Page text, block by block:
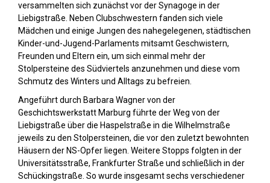
versammelten sich zunächst vor der Synagoge in der
Liebigstraße. Neben Clubschwestern fanden sich viele
Mädchen und einige Jungen des nahegelegenen, städtischen
Kinder-und-Jugend-Parlaments mitsamt Geschwistern,
Freunden und Eltern ein, um sich einmal mehr der
Stolpersteine des Südviertels anzunehmen und diese vom
Schmutz des Winters und Alltags zu befreien.
Angeführt durch Barbara Wagner von der
Geschichtswerkstatt Marburg führte der Weg von der
Liebigstraße über die Haspelstraße in die Wilhelmstraße
jeweils zu den Stolpersteinen, die vor den zuletzt bewohnten
Häusern der NS-Opfer liegen. Weitere Stopps folgten in der
Universitätsstraße, Frankfurter Straße und schließlich in der
Schückingstraße. So wurde insgesamt sechs verschiedener